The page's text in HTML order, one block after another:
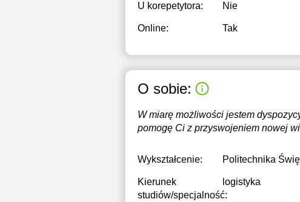
U korepetytora: Nie
Online: Tak
O sobie:
W miarę możliwości jestem
pomogę Ci z przyswojeniem nowej
Wykształcenie: Politechnika
Kierunek
studiów/specjalność:
logistyka